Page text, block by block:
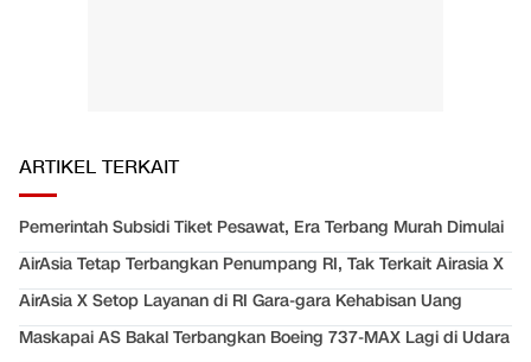
ARTIKEL TERKAIT
Pemerintah Subsidi Tiket Pesawat, Era Terbang Murah Dimulai
AirAsia Tetap Terbangkan Penumpang RI, Tak Terkait Airasia X
AirAsia X Setop Layanan di RI Gara-gara Kehabisan Uang
Maskapai AS Bakal Terbangkan Boeing 737-MAX Lagi di Udara